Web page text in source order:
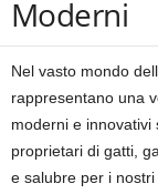
Moderni
Nel vasto mondo
rappresentano una
moderni e
proprietari di gatti,
e salubre per i